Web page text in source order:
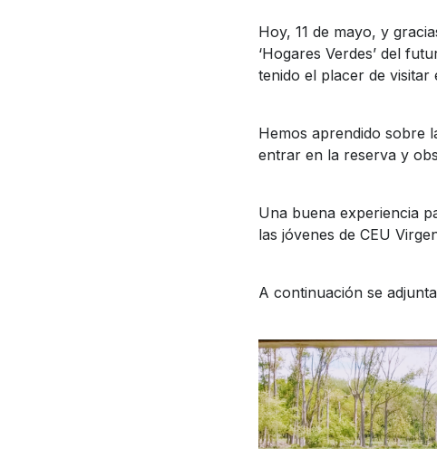
Hoy, 11 de mayo, y
‘Hogares Verdes’ del
tenido el placer de
Hemos aprendido sobre
entrar en la reserva y
Una buena experiencia
las jóvenes de CEU
A continuación se